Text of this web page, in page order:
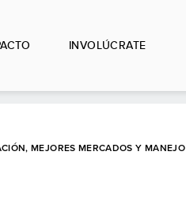
INVOLÚCRATE
MEJORES MERCADOS Y MANEJO